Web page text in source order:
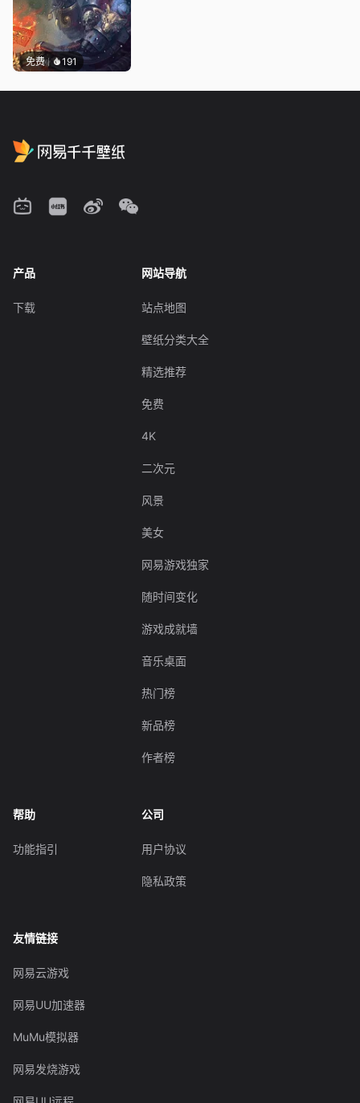
免费 191
产品
下载
网站导航
站点地图
壁纸分类大全
精选推荐
免费
4K
二次元
风景
美女
网易游戏独家
随时间变化
游戏成就墙
音乐桌面
热门榜
新品榜
作者榜
帮助
功能指引
公司
用户协议
隐私政策
友情链接
网易云游戏
网易UU加速器
MuMu模拟器
网易发烧游戏